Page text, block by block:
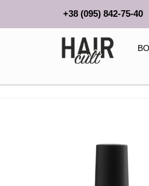
+38 (095) 842-75-40